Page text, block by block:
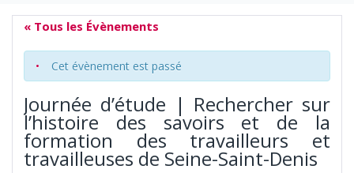
« Tous les Évènements
Cet évènement est passé
Journée d’étude | Rechercher sur
l’histoire des savoirs et de la
formation des travailleurs et
travailleuses de Seine-Saint-Denis